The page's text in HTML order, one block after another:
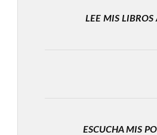
LEE MIS LIBROS
ESCUCHA MIS